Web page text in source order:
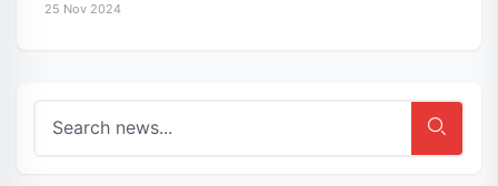
25 Nov 2024